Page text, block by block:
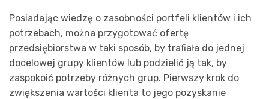
Posiadając wiedzę o zasobności portfeli klientów i ich
potrzebach, można przygotować ofertę
przedsiębiorstwa w taki sposób, by trafiała do jednej
docelowej grupy klientów lub podzielić ją tak, by
zaspokoić potrzeby różnych grup. Pierwszy krok do
zwiększenia wartości klienta to jego pozyskanie